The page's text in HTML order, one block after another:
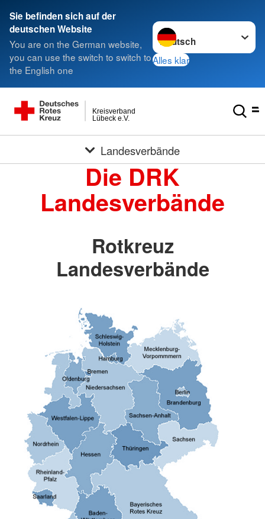
Sie befinden sich auf der
deutschen Website
You are on the German website,
you can use the switch to switch to
the English one
Sprache wechseln zu
Alles klar
Lübeck e.V.
Kreisverband
Landesverbände
Die DRK
Landesverbände
Rotkreuz
Landesverbände